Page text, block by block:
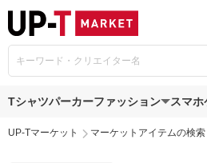
Tシャツパーカーファッション スマ
UP-Tマーケット マーケットアイテムの検索